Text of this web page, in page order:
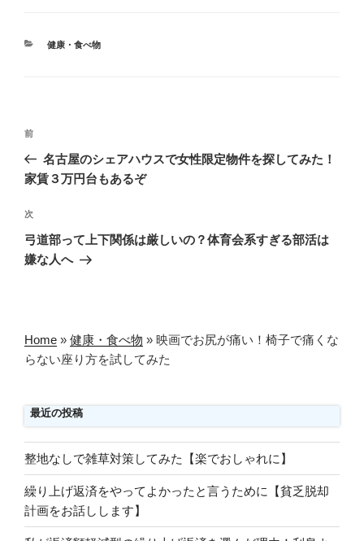
カ
健康・食べ物
投
ナ
ゲ
ー
シ
前
の
投
前
名古屋のシェアハウスで女性限定物件を探してみた！
家賃３万円台もあるぞ
次
の
投
次
弓道部って上下関係は厳しいの？体育会系すぎる部活は
嫌な人へ
Home » 健康・食べ物 » 映画でお尻が痛い！椅子で痛くな
らない座り方を試してみた
最近の投稿
整地なしで雑草対策してみた【楽でおしゃれに】
繰り上げ返済をやってよかったと言うために【貧乏脱却
計画をお話しします】